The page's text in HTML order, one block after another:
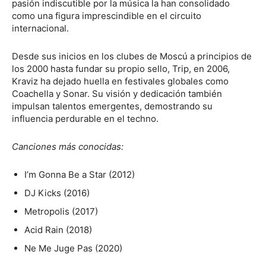
pasión indiscutible por la música la han consolidado
como una figura imprescindible en el circuito
internacional.
Desde sus inicios en los clubes de Moscú a principios de
los 2000 hasta fundar su propio sello, Trip, en 2006,
Kraviz ha dejado huella en festivales globales como
Coachella y Sonar. Su visión y dedicación también
impulsan talentos emergentes, demostrando su
influencia perdurable en el techno.
Canciones más conocidas:
I’m Gonna Be a Star (2012)
DJ Kicks (2016)
Metropolis (2017)
Acid Rain (2018)
Ne Me Juge Pas (2020)